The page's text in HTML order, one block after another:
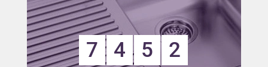
7 4 5 2